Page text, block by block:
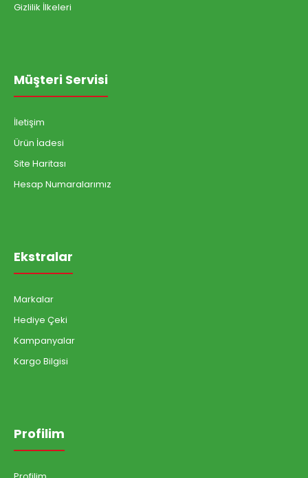
Gizlilik İlkeleri
Müşteri Servisi
İletişim
Ürün İadesi
Site Haritası
Hesap Numaralarımız
Ekstralar
Markalar
Hediye Çeki
Kampanyalar
Kargo Bilgisi
Profilim